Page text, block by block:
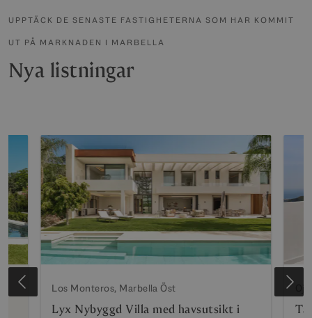
UPPTÄCK DE SENASTE FASTIGHETERNA SOM HAR KOMMIT
UT PÅ MARKNADEN I MARBELLA
Nya listningar
Los Monteros, Marbella Öst
Lyx Nybyggd Villa med havsutsikt i